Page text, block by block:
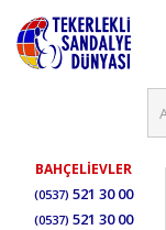
BAHÇELİEVLER
(0537) 521 30 00
(0537) 521 30 00